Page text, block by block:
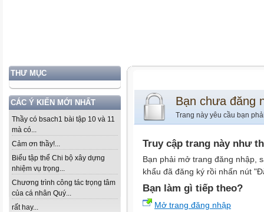
THƯ MỤC
CÁC Ý KIẾN MỚI NHẤT
Thầy có bsach1 bài tập 10 và 11
mà có...
Cảm ơn thầy!...
Biểu tập thể Chi bộ xây dựng
nhiệm vụ trọng...
Chương trình công tác trọng tâm
của cá nhân Quý...
rất hay...
Bạn chưa đăng
Trang này yêu cầu bạn
Truy cập trang này như
Bạn phải mở trang đăng nhập,
khẩu đã đăng ký rồi nhấn nút
Bạn làm gì tiếp theo?
Mở trang đăng nhập